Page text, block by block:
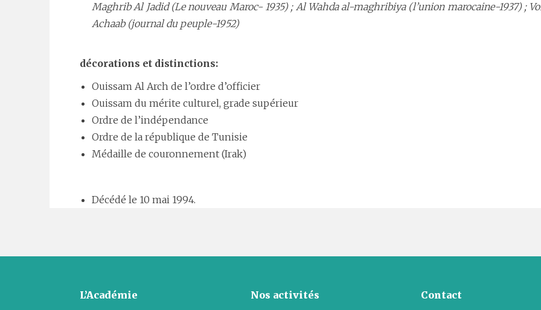
Maghrib Al Jadid (Le nouveau Maroc- 1935) ; Al Wahda al-maghribiya (l’union marocaine-1937) ;
Achaab (journal du peuple-1952)
décorations et distinctions:
Ouissam Al Arch de l’ordre d’officier
Ouissam du mérite culturel, grade supérieur
Ordre de l’indépendance
Ordre de la république de Tunisie
Médaille de couronnement (Irak)
Décédé le 10 mai 1994.
L’Académie Nos activités Contact